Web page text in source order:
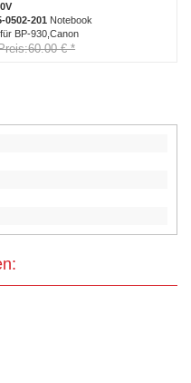
0502-201 Notebook
BP-930,Canon
€ *